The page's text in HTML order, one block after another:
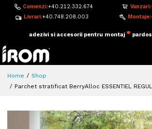
Comenzi:+40.212.332.674 Vanzari:
Livrari:+40.748.208.003 Montaje:
adezivi si accesorii pentru montaj •
Home
Shop
Parchet stratificat BerryAlloc ESSENTIEL